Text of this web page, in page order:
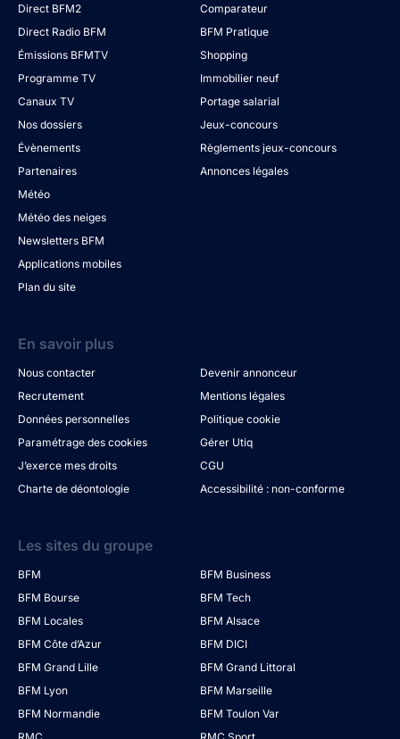
Direct BFM2
Direct Radio BFM
Émissions BFMTV
Programme TV
Canaux TV
Nos dossiers
Évènements
Partenaires
Météo
Météo des neiges
Newsletters BFM
Applications mobiles
Plan du site
Comparateur
BFM Pratique
Shopping
Immobilier neuf
Portage salarial
Jeux-concours
Règlements jeux-concours
Annonces légales
En savoir plus
Nous contacter
Devenir annonceur
Recrutement
Mentions légales
Données personnelles
Politique cookie
Paramétrage des cookies
Gérer Utiq
J’exerce mes droits
CGU
Charte de déontologie
Accessibilité : non-conforme
Les sites du groupe
BFM
BFM Business
BFM Bourse
BFM Tech
BFM Locales
BFM Alsace
BFM Côte d’Azur
BFM DICI
BFM Grand Lille
BFM Grand Littoral
BFM Lyon
BFM Marseille
BFM Normandie
BFM Toulon Var